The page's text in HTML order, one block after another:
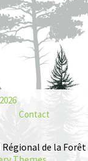
Contact
de la Forêt